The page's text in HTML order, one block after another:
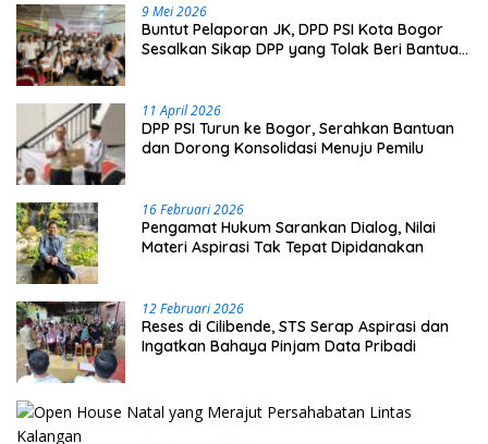
9 Mei 2026
Buntut Pelaporan JK, DPD PSI Kota Bogor
Sesalkan Sikap DPP yang Tolak Beri Bantuan
11 April 2026
DPP PSI Turun ke Bogor, Serahkan Bantuan
dan Dorong Konsolidasi Menuju Pemilu
16 Februari 2026
Pengamat Hukum Sarankan Dialog, Nilai
Materi Aspirasi Tak Tepat Dipidanakan
12 Februari 2026
Reses di Cilibende, STS Serap Aspirasi dan
Ingatkan Bahaya Pinjam Data Pribadi